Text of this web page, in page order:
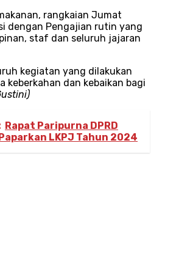
rangkaian Jumat
dengan Pengajian rutin yang
staf dan seluruh jajaran
kegiatan yang dilakukan
keberkahan dan kebaikan bagi
Rapat Paripurna DPRD
LKPJ Tahun 2024